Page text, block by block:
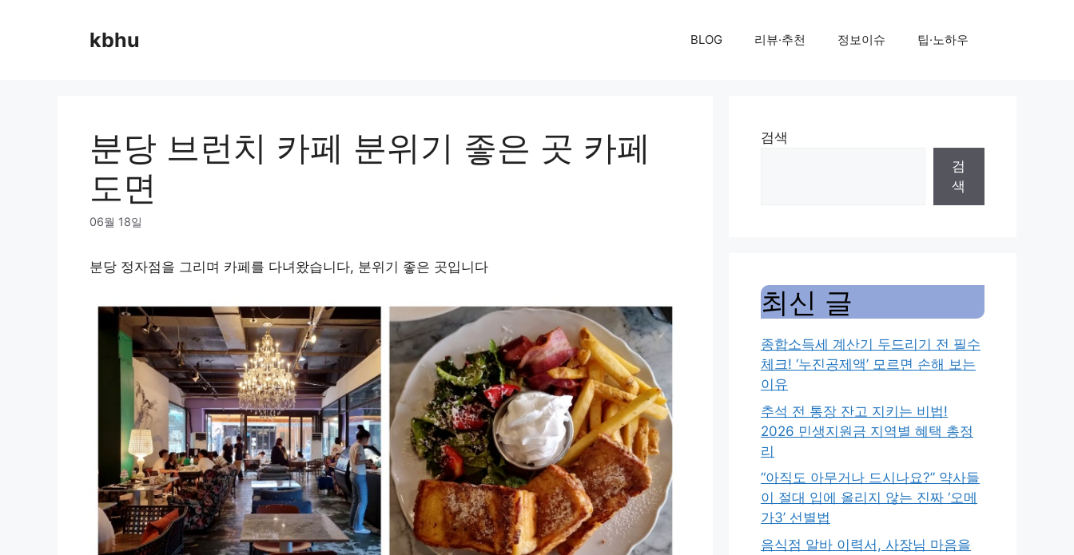
kbhu BLOG 리뷰·추천 정보이슈 팁·노하우
분당 브런치 카페 분위기 좋은 곳 카페
도면
06월 18일
분당 정자점을 그리며 카페를 다녀왔습니다, 분위기 좋은 곳입니다
검색
검
색
최신 글
종합소득세 계산기 두드리기 전 필수
체크! ‘누진공제액’ 모르면 손해 보는
이유
추석 전 통장 잔고 지키는 비법!
2026 민생지원금 지역별 혜택 총정
리
“아직도 아무거나 드시나요?” 약사들
이 절대 입에 올리지 않는 진짜 ‘오메
가3’ 선별법
음식점 알바 이력서, 사장님 마음을